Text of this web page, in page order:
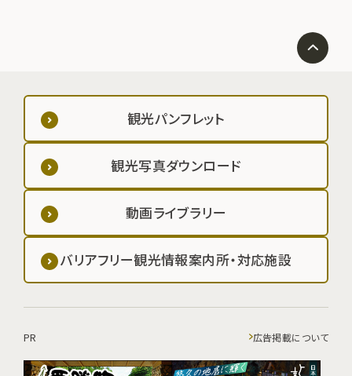
観光パンフレット
観光写真ダウンロード
動画ライブラリー
バリアフリー観光情報案内所・対応施設
PR 広告掲載について